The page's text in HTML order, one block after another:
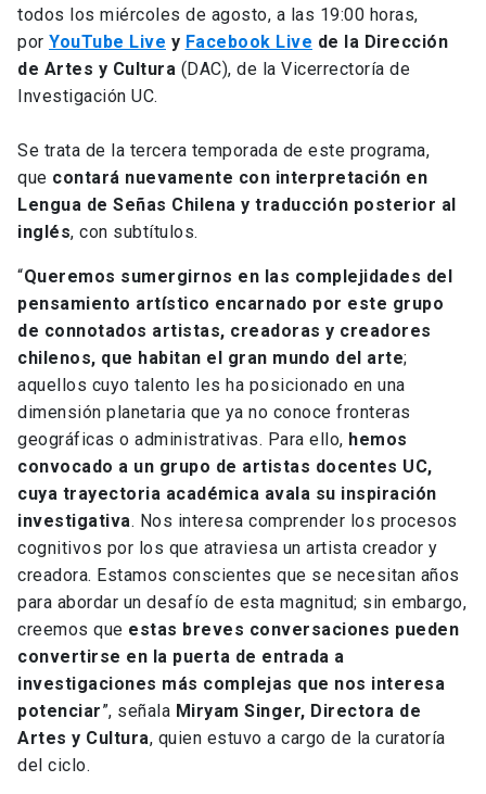
todos los miércoles de agosto, a las 19:00 horas,
por YouTube Live y Facebook Live de la Dirección
de Artes y Cultura (DAC), de la Vicerrectoría de
Investigación UC.
Se trata de la tercera temporada de este programa,
que contará nuevamente con interpretación en
Lengua de Señas Chilena y traducción posterior al
inglés, con subtítulos.
“Queremos sumergirnos en las complejidades del
pensamiento artístico encarnado por este grupo
de connotados artistas, creadoras y creadores
chilenos, que habitan el gran mundo del arte;
aquellos cuyo talento les ha posicionado en una
dimensión planetaria que ya no conoce fronteras
geográficas o administrativas. Para ello, hemos
convocado a un grupo de artistas docentes UC,
cuya trayectoria académica avala su inspiración
investigativa. Nos interesa comprender los procesos
cognitivos por los que atraviesa un artista creador y
creadora. Estamos conscientes que se necesitan años
para abordar un desafío de esta magnitud; sin embargo,
creemos que estas breves conversaciones pueden
convertirse en la puerta de entrada a
investigaciones más complejas que nos interesa
potenciar”, señala Miryam Singer, Directora de
Artes y Cultura, quien estuvo a cargo de la curatoría
del ciclo.